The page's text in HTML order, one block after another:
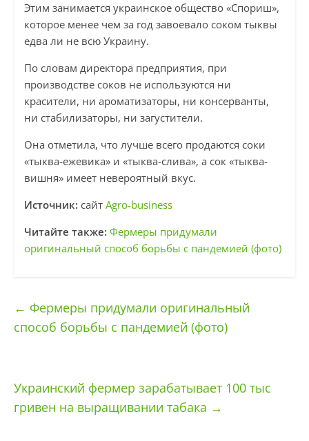
Этим занимается украинское общество «Спориш»,
которое менее чем за год завоевало соком тыквы
едва ли не всю Украину.
По словам директора предприятия, при
производстве соков не используются ни
красители, ни ароматизаторы, ни консерванты,
ни стабилизаторы, ни загустители.
Она отметила, что лучше всего продаются соки
«тыква-ежевика» и «тыква-слива», а сок «тыква-
вишня» имеет невероятный вкус.
Источник: сайт Agro-business
Читайте также: Фермеры придумали
оригинальный способ борьбы с пандемией (фото)
← Фермеры придумали оригинальный
способ борьбы с пандемией (фото)
Украинский фермер зарабатывает 100 тыс
гривен на выращивании табака →